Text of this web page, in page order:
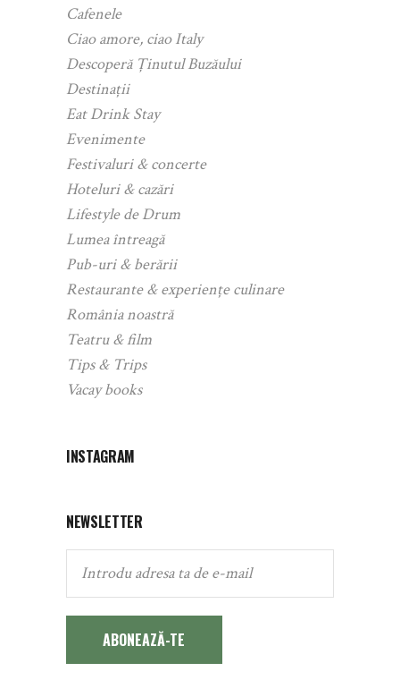
Cafenele
Ciao amore, ciao Italy
Descoperă Ținutul Buzăului
Destinații
Eat Drink Stay
Evenimente
Festivaluri & concerte
Hoteluri & cazări
Lifestyle de Drum
Lumea întreagă
Pub-uri & berării
Restaurante & experiențe culinare
România noastră
Teatru & film
Tips & Trips
Vacay books
INSTAGRAM
NEWSLETTER
ABONEAZĂ-TE